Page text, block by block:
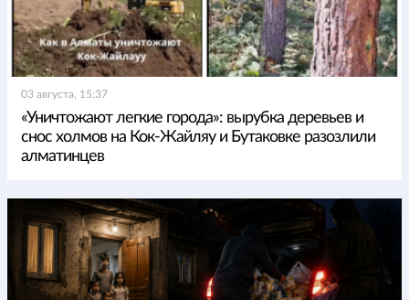
03 августа, 15:37
«Уничтожают легкие города»: вырубка деревьев и
снос холмов на Кок-Жайляу и Бутаковке разозлили
алматинцев